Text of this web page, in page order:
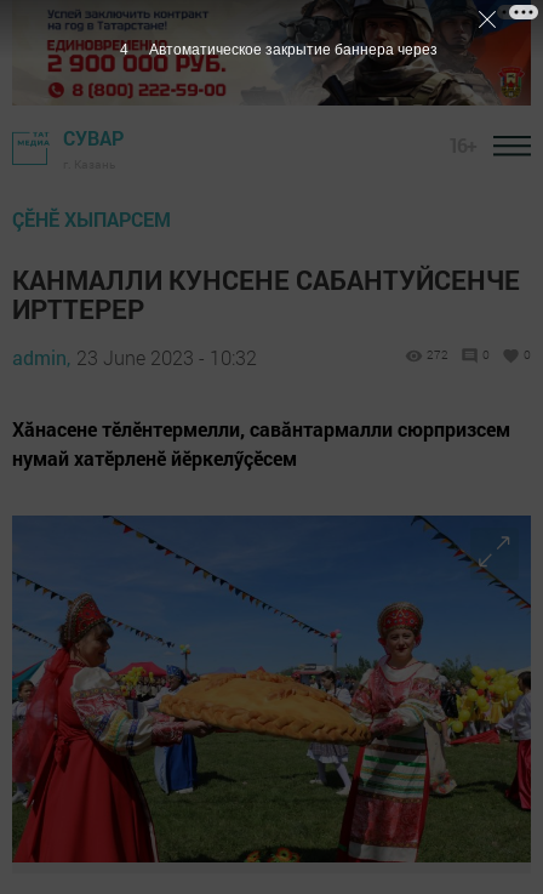
СУВАР
ÇӖНӖ ХЫПАРСЕМ
КАНМАЛЛИ КУНСЕНЕ САБАНТУЙСЕНЧЕ
ИРТТЕРЕР
admin, 23 June 2023 - 10:32 272 0 0
Хăнасене тӗлӗнтермелли, савăнтармалли сюрпризсем
нумай хатӗрленӗ йӗркелӳçӗсем
2 Автоматическое закрытие баннера через